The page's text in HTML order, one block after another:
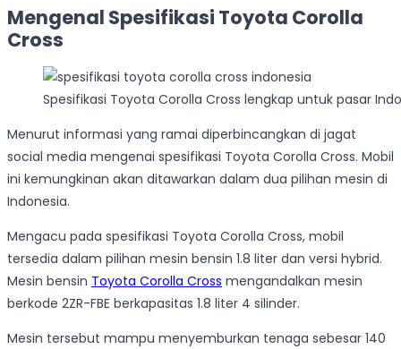
Mengenal Spesifikasi Toyota Corolla
Cross
Spesifikasi Toyota Corolla Cross lengkap untuk pasar
Menurut informasi yang ramai diperbincangkan di jagat
social media mengenai spesifikasi Toyota Corolla Cross. Mobil
ini kemungkinan akan ditawarkan dalam dua pilihan mesin di
Indonesia.
Mengacu pada spesifikasi Toyota Corolla Cross, mobil
tersedia dalam pilihan mesin bensin 1.8 liter dan versi hybrid.
Mesin bensin Toyota Corolla Cross mengandalkan mesin
berkode 2ZR-FBE berkapasitas 1.8 liter 4 silinder.
Mesin tersebut mampu menyemburkan tenaga sebesar 140